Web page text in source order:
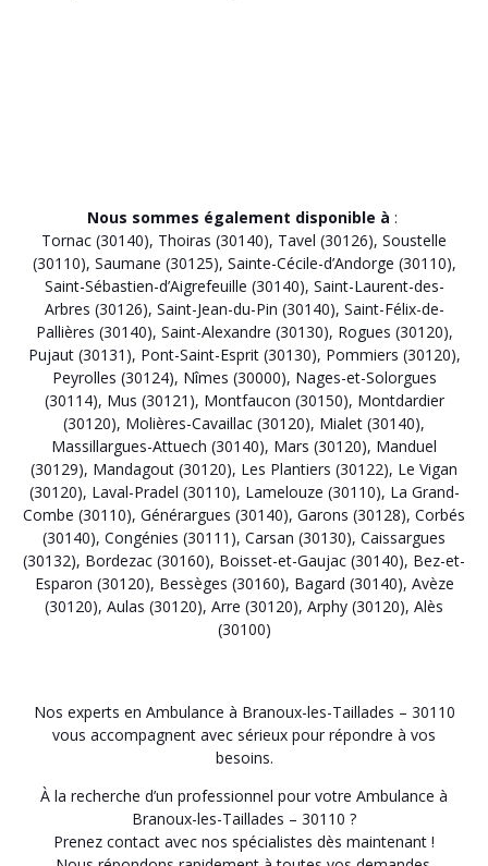
Nous sommes également disponible à :
Tornac (30140), Thoiras (30140), Tavel (30126), Soustelle
(30110), Saumane (30125), Sainte-Cécile-d’Andorge (30110),
Saint-Sébastien-d’Aigrefeuille (30140), Saint-Laurent-des-
Arbres (30126), Saint-Jean-du-Pin (30140), Saint-Félix-de-
Pallières (30140), Saint-Alexandre (30130), Rogues (30120),
Pujaut (30131), Pont-Saint-Esprit (30130), Pommiers (30120),
Peyrolles (30124), Nîmes (30000), Nages-et-Solorgues
(30114), Mus (30121), Montfaucon (30150), Montdardier
(30120), Molières-Cavaillac (30120), Mialet (30140),
Massillargues-Attuech (30140), Mars (30120), Manduel
(30129), Mandagout (30120), Les Plantiers (30122), Le Vigan
(30120), Laval-Pradel (30110), Lamelouze (30110), La Grand-
Combe (30110), Générargues (30140), Garons (30128), Corbés
(30140), Congénies (30111), Carsan (30130), Caissargues
(30132), Bordezac (30160), Boisset-et-Gaujac (30140), Bez-et-
Esparon (30120), Bessèges (30160), Bagard (30140), Avèze
(30120), Aulas (30120), Arre (30120), Arphy (30120), Alès
(30100)
Nos experts en Ambulance à Branoux-les-Taillades – 30110
vous accompagnent avec sérieux pour répondre à vos
besoins.
À la recherche d’un professionnel pour votre Ambulance à
Branoux-les-Taillades – 30110 ?
Prenez contact avec nos spécialistes dès maintenant !